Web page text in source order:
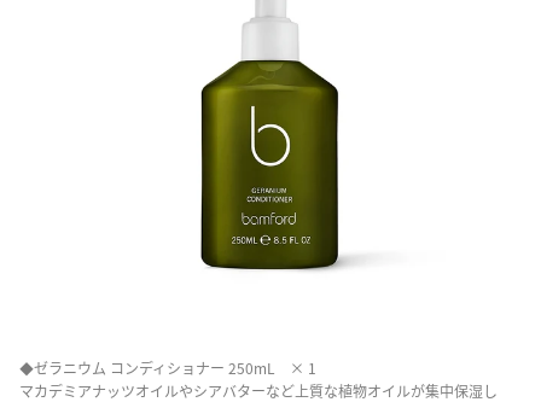
◆ゼラニウム コンディショナー 250mL × 1
マカデミアナッツオイルやシアバターなど上質な植物オイルが集中保湿し